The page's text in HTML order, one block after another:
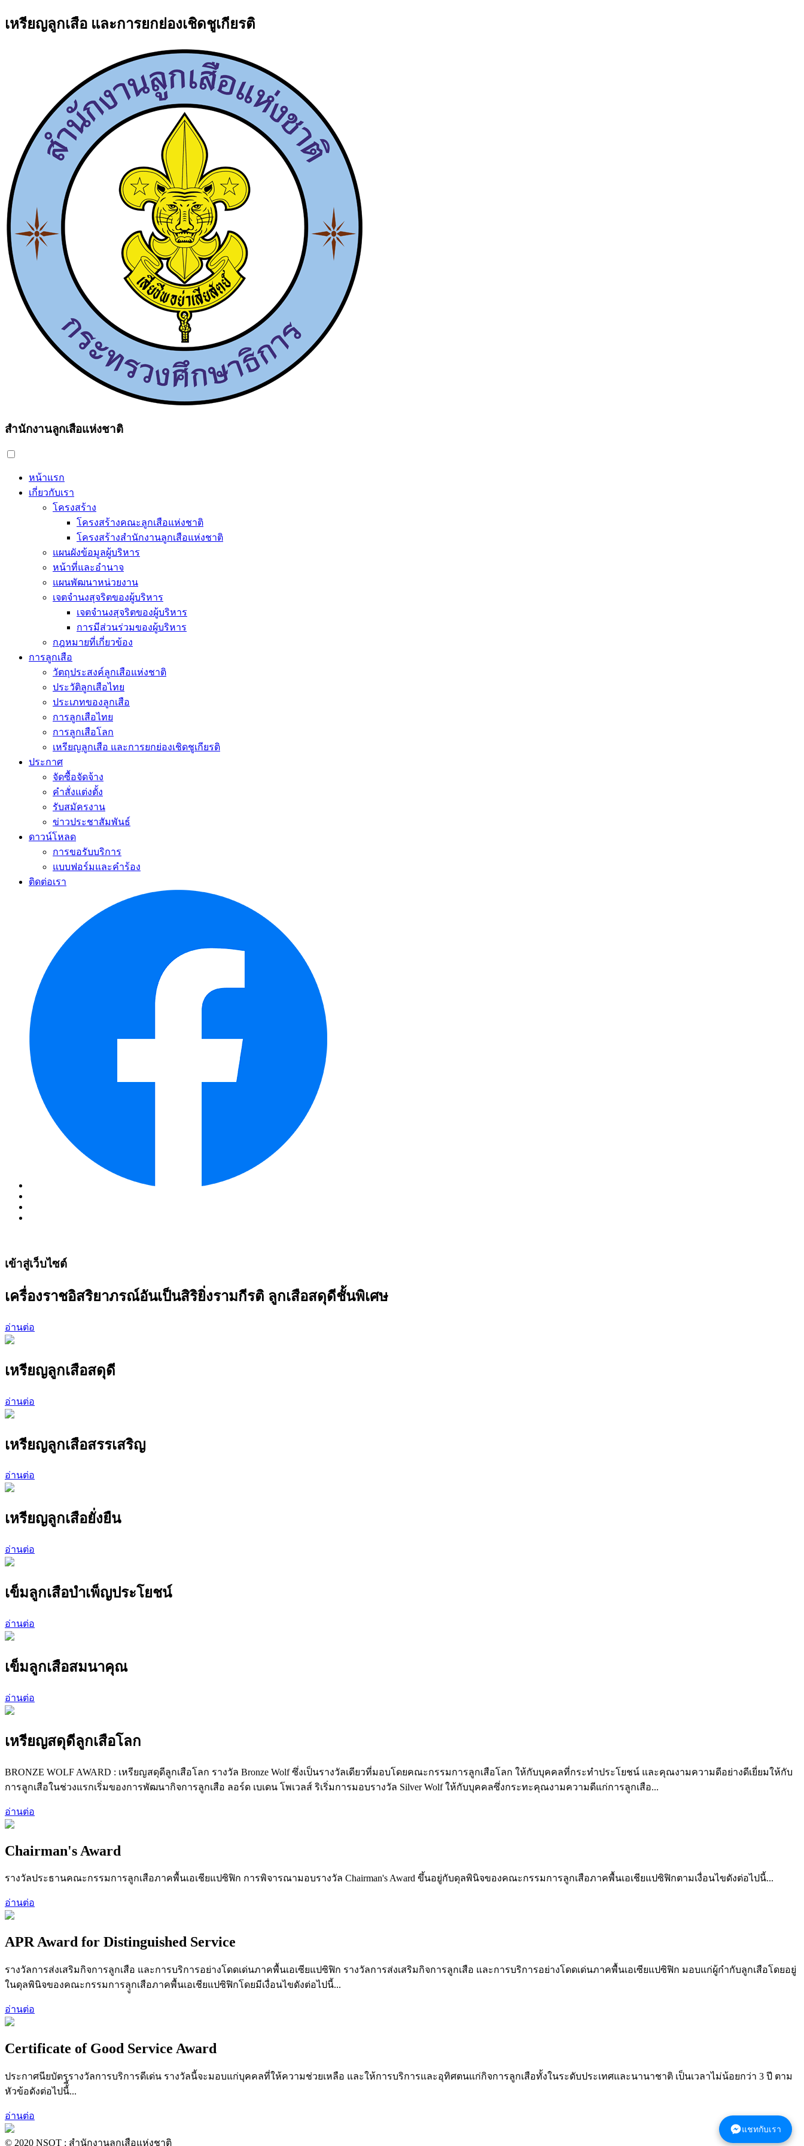
แชทกับเรา
เหรียญลูกเสือ และการยกย่องเชิดชูเกียรติ
สำนักงานลูกเสือแห่งชาติ
หน้าแรก
เกี่ยวกับเรา
โครงสร้าง
โครงสร้างคณะลูกเสือแห่งชาติ
โครงสร้างสำนักงานลูกเสือแห่งชาติ
แผนผังข้อมูลผู้บริหาร
หน้าที่และอำนาจ
แผนพัฒนาหน่วยงาน
เจตจำนงสุจริตของผู้บริหาร
เจตจำนงสุจริตของผู้บริหาร
การมีส่วนร่วมของผู้บริหาร
กฎหมายที่เกี่ยวข้อง
การลูกเสือ
วัตถุประสงค์ลูกเสือแห่งชาติ
ประวัติลูกเสือไทย
ประเภทของลูกเสือ
การลูกเสือไทย
การลูกเสือโลก
เหรียญลูกเสือ และการยกย่องเชิดชูเกียรติ
ประกาศ
จัดซื้อจัดจ้าง
คำสั่งแต่งตั้ง
รับสมัครงาน
ข่าวประชาสัมพันธ์
ดาวน์โหลด
การขอรับบริการ
แบบฟอร์มและคำร้อง
ติดต่อเรา
เข้าสู่เว็บไซต์
เครื่องราชอิสริยาภรณ์อันเป็นสิริยิ่งรามกีรติ ลูกเสือสดุดีชั้นพิเศษ
อ่านต่อ
เหรียญลูกเสือสดุดี
อ่านต่อ
เหรียญลูกเสือสรรเสริญ
อ่านต่อ
เหรียญลูกเสือยั่งยืน
อ่านต่อ
เข็มลูกเสือบำเพ็ญประโยชน์
อ่านต่อ
เข็มลูกเสือสมนาคุณ
อ่านต่อ
เหรียญสดุดีลูกเสือโลก
BRONZE WOLF AWARD : เหรียญสดุดีลูกเสือโลก รางวัล Bronze Wolf ซึ่งเป็นรางวัลเดียวที่มอบโดยคณะกรรมการลูกเสือโลก ให้กับบุคคลที่กระทำประโยชน์ และคุณงามความดีอย่างดีเยี่ยมให้กับ
การลูกเสือในช่วงแรกเริ่มของการพัฒนากิจการลูกเสือ ลอร์ด เบเดน โพเวลส์ ริเริ่มการมอบรางวัล Silver Wolf ให้กับบุคคลซึ่งกระทะคุณงามความดีแก่การลูกเสือ...
อ่านต่อ
Chairman's Award
รางวัลประธานคณะกรรมการลูกเสือภาคพื้นเอเชียแปซิฟิก การพิจารณามอบรางวัล Chairman's Award ขึ้นอยู่กับดุลพินิจของคณะกรรมการลูกเสือภาคพื้นเอเชียแปซิฟิกตามเงื่อนไขดังต่อไปนี้...
อ่านต่อ
APR Award for Distinguished Service
รางวัลการส่งเสริมกิจการลูกเสือ และการบริการอย่างโดดเด่นภาคพื้นเอเซียแปซิฟิก รางวัลการส่งเสริมกิจการลูกเสือ และการบริการอย่างโดดเด่นภาคพื้นเอเซียแปซิฟิก มอบแก่ผู้กำกับลูกเสือโดยอยู่
ในดุลพินิจของคณะกรรมการลุูกเสือภาคพื้นเอเชียแปซิฟิกโดยมีเงื่อนไขดังต่อไปนี้...
อ่านต่อ
Certificate of Good Service Award
ประกาศนียบัตรรางวัลการบริการดีเด่น รางวัลนี้จะมอบแก่บุคคลที่ให้ความช่วยเหลือ และให้การบริการและอุทิศตนแก่กิจการลูกเสือทั้งในระดับประเทศและนานาชาติ เป็นเวลาไม่น้อยกว่า 3 ปี ตาม
หัวข้อดังต่อไปนี้ี้...
อ่านต่อ
© 2020 NSOT : สำนักงานลูกเสือแห่งชาติ